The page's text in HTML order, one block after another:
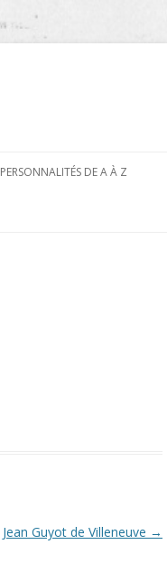
au
PERSONNALITÉS DE A À Z
Jean Guyot de Villeneuve →